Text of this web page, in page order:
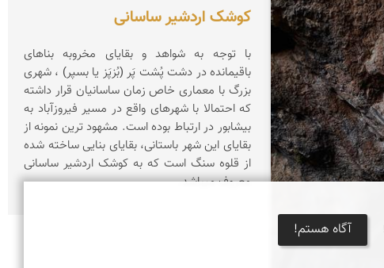
کوشک اردشیر ساسانی
با توجه به شواهد و بقایای مخروبه بناهای
باقیمانده در دشت پُشت پَر (بُزپَز یا بسپر) ، شهری
بزرگ با معماری خاص زمان ساسانیان قرار داشته
که احتمالا با شهرهای واقع در مسیر فیروزآباد به
بیشابور در ارتباط بوده است. مشهود ترین نمونه از
بقایای این شهر باستانی، بقایای بنایی ساخته شده
از قلوه سنگ است که به کوشک اردشیر ساسانی
معروف میباشد.
آگاه هستم!